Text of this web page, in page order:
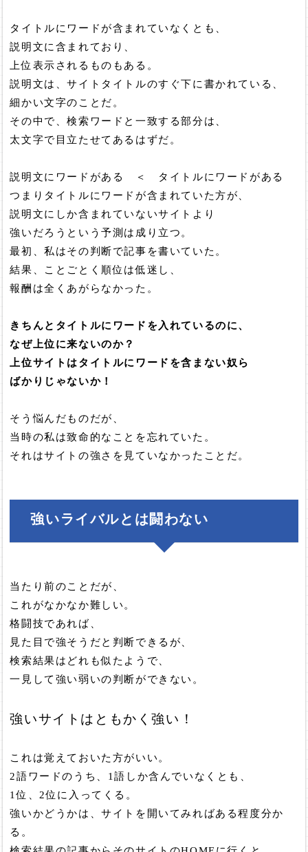
タイトルにワードが含まれていなくとも、
説明文に含まれており、
上位表示されるものもある。
説明文は、サイトタイトルのすぐ下に書かれている、
細かい文字のことだ。
その中で、検索ワードと一致する部分は、
太文字で目立たせてあるはずだ。
説明文にワードがある ＜ タイトルにワードがある
つまりタイトルにワードが含まれていた方が、
説明文にしか含まれていないサイトより
強いだろうという予測は成り立つ。
最初、私はその判断で記事を書いていた。
結果、ことごとく順位は低迷し、
報酬は全くあがらなかった。
きちんとタイトルにワードを入れているのに、
なぜ上位に来ないのか？
上位サイトはタイトルにワードを含まない奴ら
ばかりじゃないか！
そう悩んだものだが、
当時の私は致命的なことを忘れていた。
それはサイトの強さを見ていなかったことだ。
強いライバルとは闘わない
当たり前のことだが、
これがなかなか難しい。
格闘技であれば、
見た目で強そうだと判断できるが、
検索結果はどれも似たようで、
一見して強い弱いの判断ができない。
強いサイトはともかく強い！
これは覚えておいた方がいい。
2語ワードのうち、1語しか含んでいなくとも、
1位、2位に入ってくる。
強いかどうかは、サイトを開いてみればある程度分か
る。